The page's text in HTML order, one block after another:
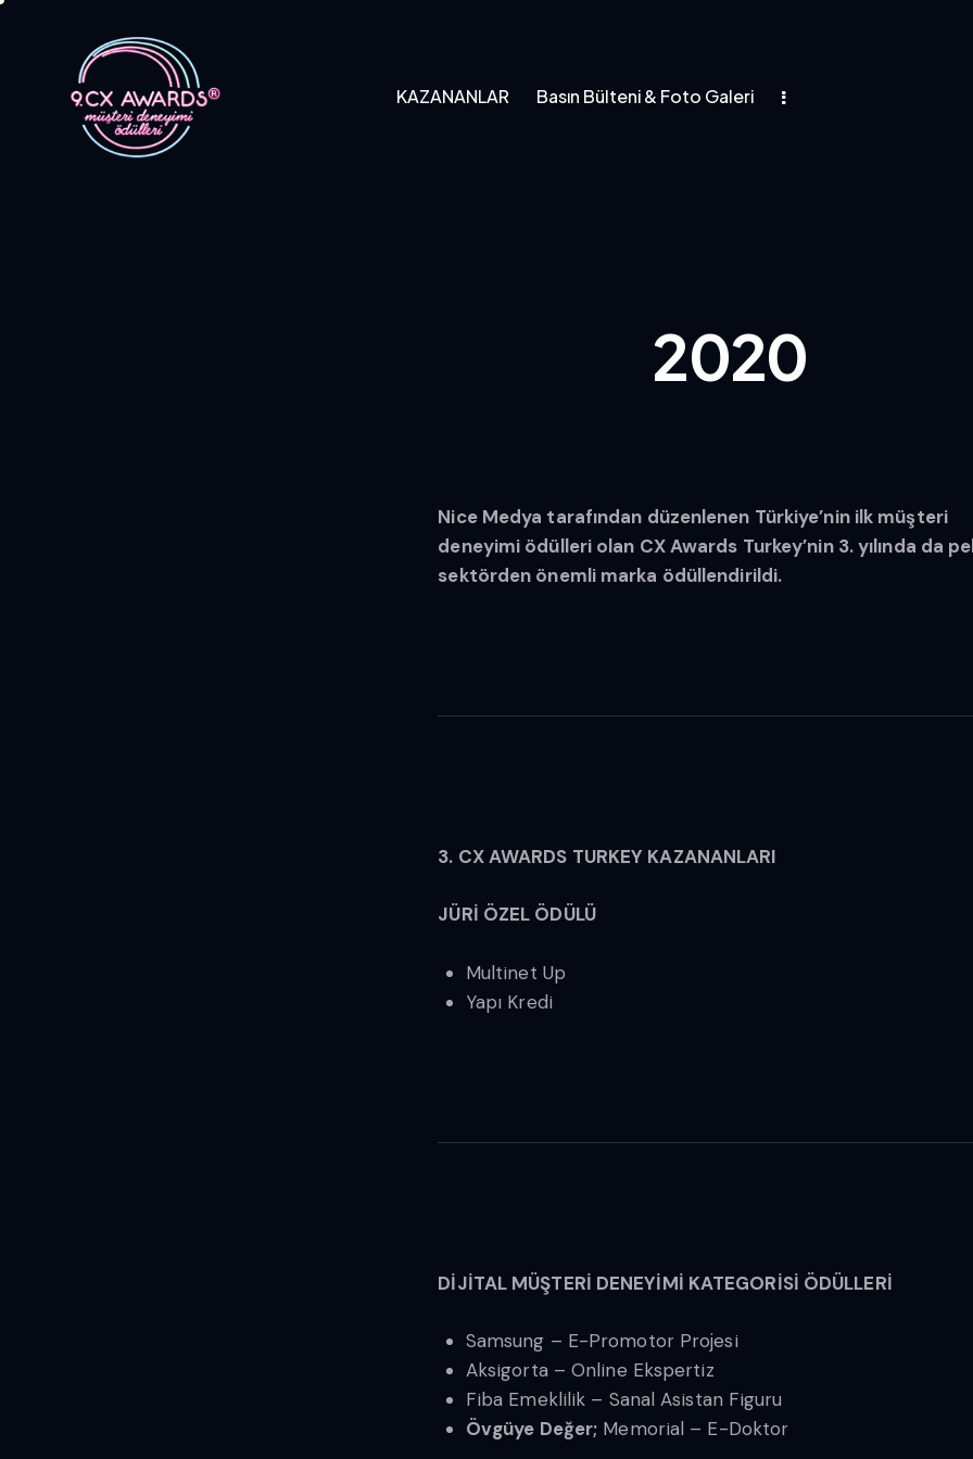
KAZANANLAR Basın Bülteni & Foto Galeri
2020
Nice Medya tarafından düzenlenen Türkiye’nin ilk müşteri
deneyimi ödülleri olan CX Awards Turkey’nin 3. yılında da
sektörden önemli marka ödüllendirildi.
3. CX AWARDS TURKEY KAZANANLARI
JÜRİ ÖZEL ÖDÜLÜ
Multinet Up
Yapı Kredi
DİJİTAL MÜŞTERİ DENEYİMİ KATEGORİSİ ÖDÜLLERİ
Samsung – E-Promotor Projesi
Aksigorta – Online Ekspertiz
Fiba Emeklilik – Sanal Asistan Figuru
Övgüye Değer; Memorial – E-Doktor